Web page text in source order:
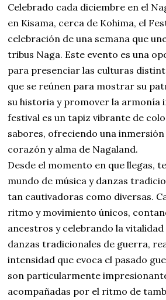
Celebrado cada diciembre en el
en Kisama, cerca de Kohima, el
celebración de una semana que
tribus Naga. Este evento es una
para presenciar las culturas
que se reúnen para mostrar su
su historia y promover la armonía
festival es un tapiz vibrante de
sabores, ofreciendo una
corazón y alma de Nagaland.
Desde el momento en que llegas,
mundo de música y danzas
tan cautivadoras como diversas.
ritmo y movimiento únicos,
ancestros y celebrando la vitalidad
danzas tradicionales de guerra,
intensidad que evoca el pasado
son particularmente
acompañadas por el ritmo de